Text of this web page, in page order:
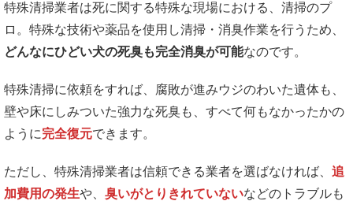
特殊清掃業者は死に関する特殊な現場における、清掃のプ
ロ。特殊な技術や薬品を使用し清掃・消臭作業を行うため、
どんなにひどい犬の死臭も完全消臭が可能なのです。
特殊清掃に依頼をすれば、腐敗が進みウジのわいた遺体も、
壁や床にしみついた強力な死臭も、すべて何もなかったかの
ように完全復元できます。
ただし、特殊清掃業者は信頼できる業者を選ばなければ、 追
加費用の発生や、 臭いがとりきれていないなどのトラブルも